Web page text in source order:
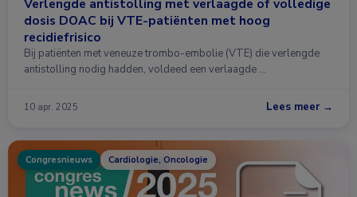
Verlengde antistolling met verlaagde of volledige
dosis DOAC bij VTE-patiënten met hoog
recidiefrisico
Bij patiënten met veneuze trombo-embolie (VTE) die verlengde
antistolling nodig hadden, voldeed een verlaagde …
10 apr. 2025 Lees meer →
Congresnieuws Cardiologie, Oncologie